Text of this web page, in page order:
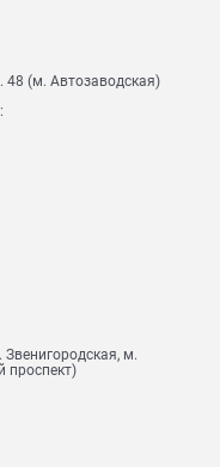
48 (м. Автозаводская)
м.
проспект)